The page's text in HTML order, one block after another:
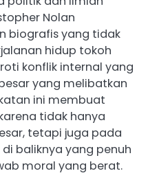
Nolan
biografis yang tidak
hidup tokoh
konflik internal yang
yang melibatkan
ini membuat
tidak hanya
tetapi juga pada
baliknya yang penuh
moral yang berat.